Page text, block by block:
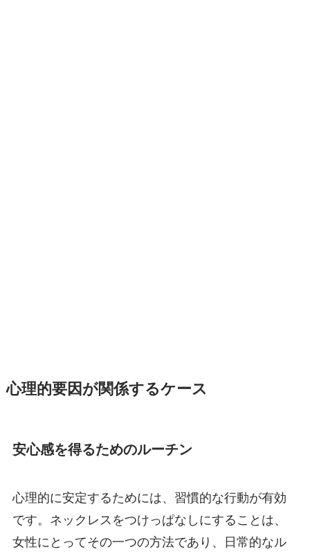
心理的要因が関係するケース
安心感を得るためのルーチン
心理的に安定するためには、習慣的な行動が有効
です。ネックレスをつけっぱなしにすることは、
女性にとってその一つの方法であり、日常的なル